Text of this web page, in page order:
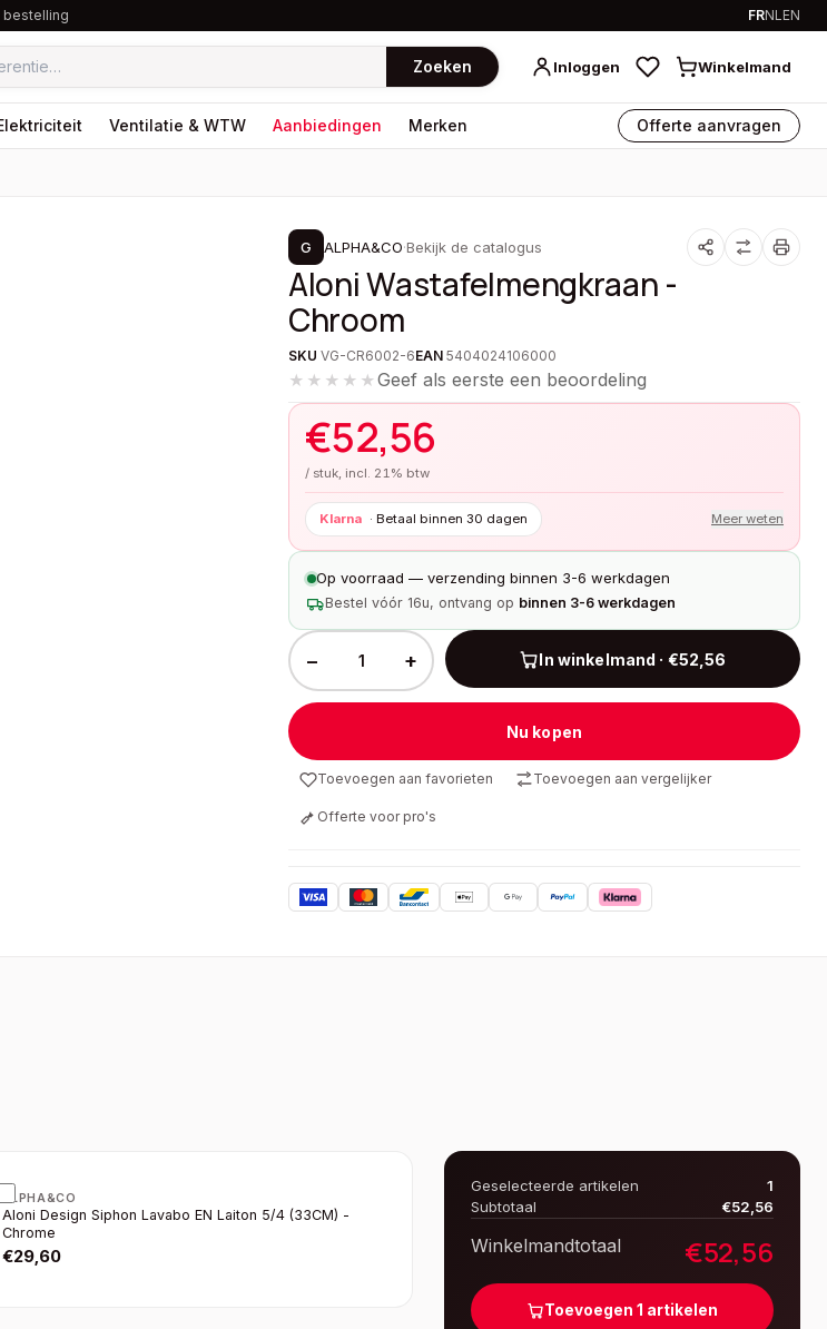
bestelling FRNLEN
Zoeken Inloggen Winkelmand
Ventilatie & WTW Aanbiedingen Merken Offerte aanvragen
G ALPHA&CO·Bekijk de catalogus
Aloni Wastafelmengkraan -
Chroom
SKU VG-CR6002-6EAN 5404024106000
★★★★★Geef als eerste een beoordeling
€52,56
/ stuk, incl. 21% btw
Klarna · Betaal binnen 30 dagen Meer weten
Op voorraad — verzending binnen 3-6 werkdagen
Bestel vóór 16u, ontvang op binnen 3-6 werkdagen
− + In winkelmand · €52,56
Nu kopen
Toevoegen aan favorieten Toevoegen aan vergelijker
Offerte voor pro's
ALPHA&CO
Aloni Design Siphon Lavabo EN Laiton 5/4 (33CM) -
Chrome
€29,60
Geselecteerde artikelen
1
Subtotaal
€52,56
Winkelmandtotaal €52,56
Toevoegen 1 artikelen